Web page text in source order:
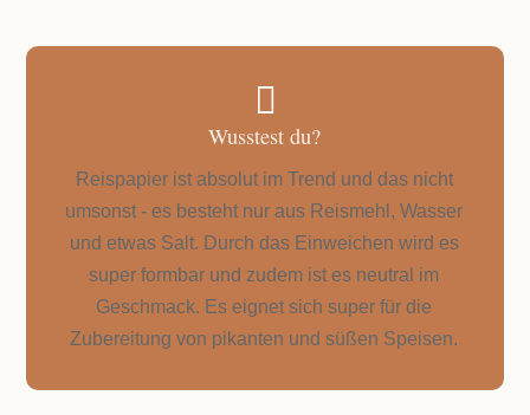

Wusstest du?
Reispapier ist absolut im Trend und das nicht
umsonst - es besteht nur aus Reismehl, Wasser
und etwas Salt. Durch das Einweichen wird es
super formbar und zudem ist es neutral im
Geschmack. Es eignet sich super für die
Zubereitung von pikanten und süßen Speisen.